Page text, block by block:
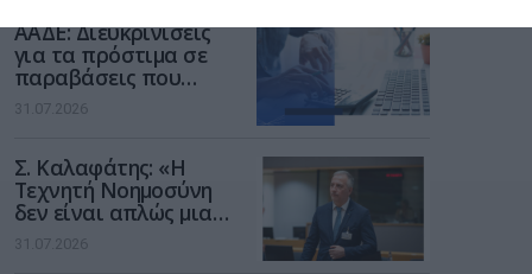
ΑΑΔΕ: Διευκρινίσεις
για τα πρόστιμα σε
παραβάσεις που
αφορούν τους ΦΗΜ
31.07.2026
Σ. Καλαφάτης: «Η
Τεχνητή Νοημοσύνη
δεν είναι απλώς μια
νέα τεχνολογία, είναι
μια νέα βιομηχανική
31.07.2026